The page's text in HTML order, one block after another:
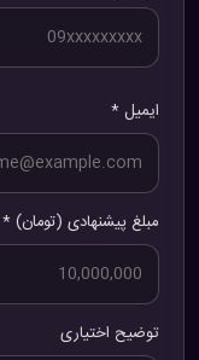
ایمیل *
مبلغ پیشنهادی (تومان) *
توضیح اختیاری